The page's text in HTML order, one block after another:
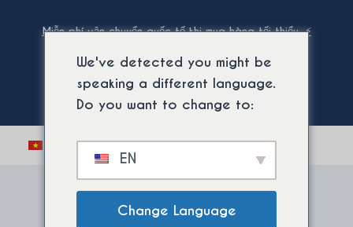
Miễn phí vận chuyển quốc tế khi mua hàng tối thiểu. ⚡
Chuyển
menu
con
We've detected you might be
speaking a different language.
Do you want to change to:
EN
Change Language